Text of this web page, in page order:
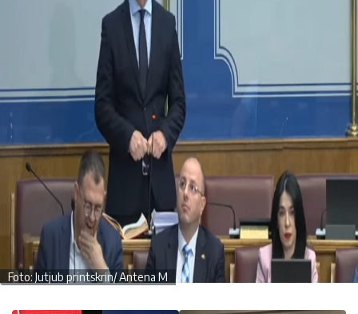
Foto: Jutjub printskrin/ Antena M